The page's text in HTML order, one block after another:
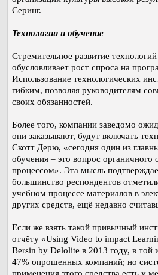
Серинг.
Технологии и обучение
Стремительное развитие
обусловливает рост спроса на
Использование технологических
гибким, позволяя руководителям
своих обязанностей.
Более того, компании заведомо
они заказывают, будут включать
Скотт Дерю, «сегодня один из
обучения – это вопрос
процессом». Эта мысль
большинство респондентов
учебном процессе материалов в
других средств, ещё недавно
Если же взять такой привычный
отчёту «Using Video to impact
Bersin by Delolite в 2013 году, в той
47% опрошенных компаний; но
применения этого средства есть у